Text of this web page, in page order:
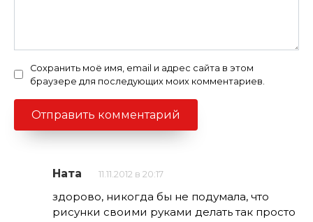
Сохранить моё имя, email и адрес сайта в этом
браузере для последующих моих комментариев.
Ната 11.11.2012 в 20:17
здорово, никогда бы не подумала, что
рисунки своими руками делать так просто